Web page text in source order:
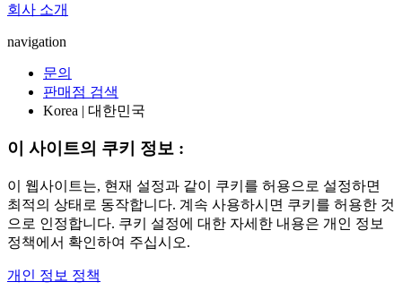
회사 소개
navigation
문의
판매점 검색
Korea | 대한민국
이 사이트의 쿠키 정보 :
이 웹사이트는, 현재 설정과 같이 쿠키를 허용으로 설정하면
최적의 상태로 동작합니다. 계속 사용하시면 쿠키를 허용한 것
으로 인정합니다. 쿠키 설정에 대한 자세한 내용은 개인 정보
정책에서 확인하여 주십시오.
개인 정보 정책